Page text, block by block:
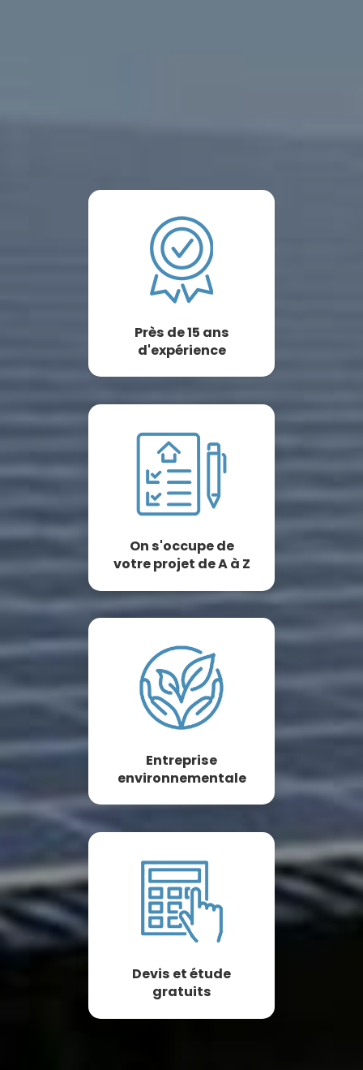
Près de 15 ans
d'expérience
On s'occupe de
votre projet de A à Z
Entreprise
environnementale
Devis et étude
gratuits